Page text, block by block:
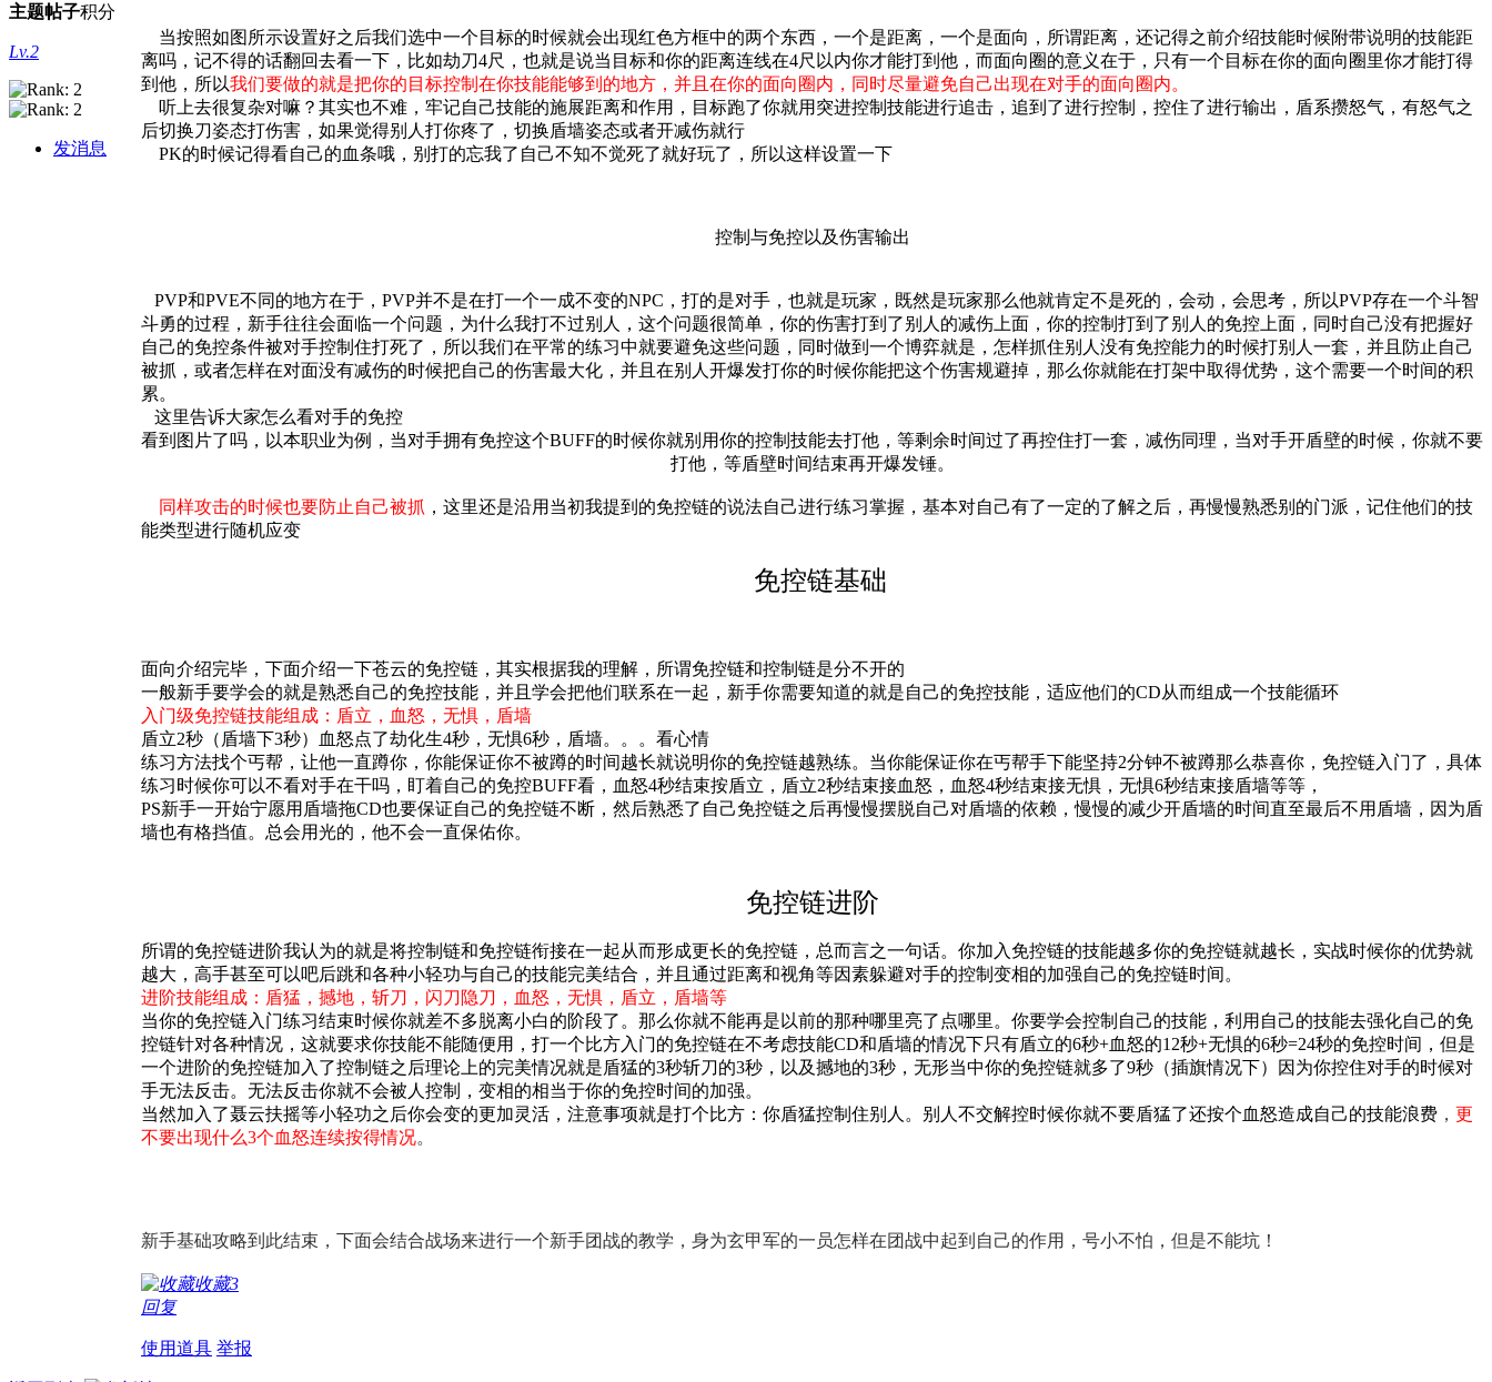
主题帖子积分
Lv.2
发消息
当按照如图所示设置好之后我们选中一个目标的时候就会出现红色方框中的两个东西，一个是距离，一个是面向，所谓距离，还记得之前介绍技能时候附带说明的技能距
离吗，记不得的话翻回去看一下，比如劫刀4尺，也就是说当目标和你的距离连线在4尺以内你才能打到他，而面向圈的意义在于，只有一个目标在你的面向圈里你才能打得
到他，所以我们要做的就是把你的目标控制在你技能能够到的地方，并且在你的面向圈内，同时尽量避免自己出现在对手的面向圈内。
听上去很复杂对嘛？其实也不难，牢记自己技能的施展距离和作用，目标跑了你就用突进控制技能进行追击，追到了进行控制，控住了进行输出，盾系攒怒气，有怒气之
后切换刀姿态打伤害，如果觉得别人打你疼了，切换盾墙姿态或者开减伤就行
PK的时候记得看自己的血条哦，别打的忘我了自己不知不觉死了就好玩了，所以这样设置一下
控制与免控以及伤害输出
PVP和PVE不同的地方在于，PVP并不是在打一个一成不变的NPC，打的是对手，也就是玩家，既然是玩家那么他就肯定不是死的，会动，会思考，所以PVP存在一个斗智
斗勇的过程，新手往往会面临一个问题，为什么我打不过别人，这个问题很简单，你的伤害打到了别人的减伤上面，你的控制打到了别人的免控上面，同时自己没有把握好
自己的免控条件被对手控制住打死了，所以我们在平常的练习中就要避免这些问题，同时做到一个博弈就是，怎样抓住别人没有免控能力的时候打别人一套，并且防止自己
被抓，或者怎样在对面没有减伤的时候把自己的伤害最大化，并且在别人开爆发打你的时候你能把这个伤害规避掉，那么你就能在打架中取得优势，这个需要一个时间的积
累。
这里告诉大家怎么看对手的免控
看到图片了吗，以本职业为例，当对手拥有免控这个BUFF的时候你就别用你的控制技能去打他，等剩余时间过了再控住打一套，减伤同理，当对手开盾壁的时候，你就不要
打他，等盾壁时间结束再开爆发锤。
同样攻击的时候也要防止自己被抓 ，这里还是沿用当初我提到的免控链的说法自己进行练习掌握，基本对自己有了一定的了解之后，再慢慢熟悉别的门派，记住他们的技
能类型进行随机应变
免控链基础
面向介绍完毕，下面介绍一下苍云的免控链，其实根据我的理解，所谓免控链和控制链是分不开的
一般新手要学会的就是熟悉自己的免控技能，并且学会把他们联系在一起，新手你需要知道的就是自己的免控技能，适应他们的CD从而组成一个技能循环
入门级免控链技能组成：盾立，血怒，无惧，盾墙
盾立2秒（盾墙下3秒）血怒点了劫化生4秒，无惧6秒，盾墙。。。看心情
练习方法找个丐帮，让他一直蹲你，你能保证你不被蹲的时间越长就说明你的免控链越熟练。当你能保证你在丐帮手下能坚持2分钟不被蹲那么恭喜你，免控链入门了，具体
练习时候你可以不看对手在干吗，盯着自己的免控BUFF看，血怒4秒结束按盾立，盾立2秒结束接血怒，血怒4秒结束接无惧，无惧6秒结束接盾墙等等，
PS新手一开始宁愿用盾墙拖CD也要保证自己的免控链不断，然后熟悉了自己免控链之后再慢慢摆脱自己对盾墙的依赖，慢慢的减少开盾墙的时间直至最后不用盾墙，因为盾
墙也有格挡值。总会用光的，他不会一直保佑你。
免控链进阶
所谓的免控链进阶我认为的就是将控制链和免控链衔接在一起从而形成更长的免控链，总而言之一句话。你加入免控链的技能越多你的免控链就越长，实战时候你的优势就
越大，高手甚至可以吧后跳和各种小轻功与自己的技能完美结合，并且通过距离和视角等因素躲避对手的控制变相的加强自己的免控链时间。
进阶技能组成：盾猛，撼地，斩刀，闪刀隐刀，血怒，无惧，盾立，盾墙等
当你的免控链入门练习结束时候你就差不多脱离小白的阶段了。那么你就不能再是以前的那种哪里亮了点哪里。你要学会控制自己的技能，利用自己的技能去强化自己的免
控链针对各种情况，这就要求你技能不能随便用，打一个比方入门的免控链在不考虑技能CD和盾墙的情况下只有盾立的6秒+血怒的12秒+无惧的6秒=24秒的免控时间，但是
一个进阶的免控链加入了控制链之后理论上的完美情况就是盾猛的3秒斩刀的3秒，以及撼地的3秒，无形当中你的免控链就多了9秒（插旗情况下）因为你控住对手的时候对
手无法反击。无法反击你就不会被人控制，变相的相当于你的免控时间的加强。
当然加入了聂云扶摇等小轻功之后你会变的更加灵活，注意事项就是打个比方：你盾猛控制住别人。别人不交解控时候你就不要盾猛了还按个血怒造成自己的技能浪费 ， 更
不要出现什么3个血怒连续按得情况。
新手基础攻略到此结束，下面会结合战场来进行一个新手团战的教学，身为玄甲军的一员怎样在团战中起到自己的作用，号小不怕，但是不能坑！
收藏3
回复
使用道具 举报